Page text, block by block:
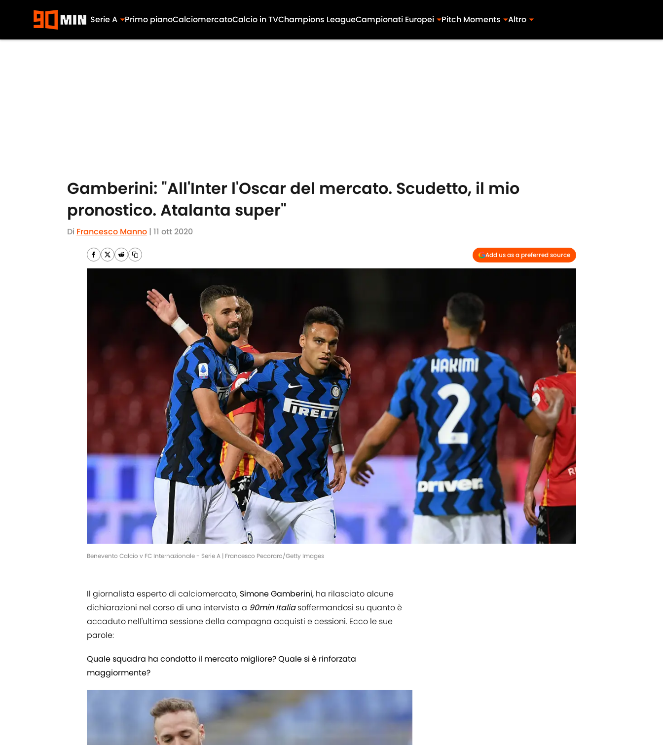
Serie A Primo pianoCalciomercatoCalcio in TVChampions LeagueCampionati Europei Pitch Moments Altro
Gamberini: "All'Inter l'Oscar del mercato. Scudetto, il mio
pronostico. Atalanta super"
Di Francesco Manno | 11 ott 2020
Add us as a preferred source
Benevento Calcio v FC Internazionale - Serie A | Francesco Pecoraro/Getty Images
Il giornalista esperto di calciomercato, Simone Gamberini, ha rilasciato alcune
dichiarazioni nel corso di una intervista a 90min Italiasoffermandosi su quanto è
accaduto nell'ultima sessione della campagna acquisti e cessioni. Ecco le sue
parole:
Quale squadra ha condotto il mercato migliore? Quale si è rinforzata
maggiormente?